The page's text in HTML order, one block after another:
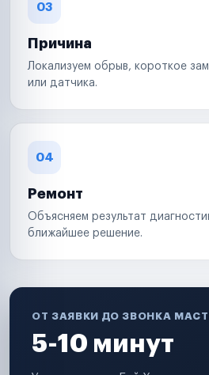
03
Причина
Локализуем обрыв, короткое
или датчика.
04
Ремонт
Объясняем результат
ближайшее решение.
ОТ ЗАЯВКИ ДО ЗВОНКА
5-10 минут